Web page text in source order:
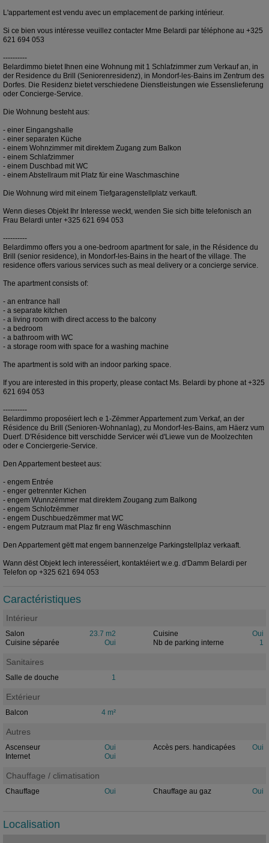
L'appartement est vendu avec un emplacement de parking intérieur.
Si ce bien vous intéresse veuillez contacter Mme Belardi par téléphone au +325
621 694 053
----------
Belardimmo bietet Ihnen eine Wohnung mit 1 Schlafzimmer zum Verkauf an, in
der Residence du Brill (Seniorenresidenz), in Mondorf-les-Bains im Zentrum des
Dorfes. Die Residenz bietet verschiedene Dienstleistungen wie Essenslieferung
oder Concierge-Service.
Die Wohnung besteht aus:
- einer Eingangshalle
- einer separaten Küche
- einem Wohnzimmer mit direktem Zugang zum Balkon
- einem Schlafzimmer
- einem Duschbad mit WC
- einem Abstellraum mit Platz für eine Waschmaschine
Die Wohnung wird mit einem Tiefgaragenstellplatz verkauft.
Wenn dieses Objekt Ihr Interesse weckt, wenden Sie sich bitte telefonisch an
Frau Belardi unter +325 621 694 053
----------
Belardimmo offers you a one-bedroom apartment for sale, in the Résidence du
Brill (senior residence), in Mondorf-les-Bains in the heart of the village. The
residence offers various services such as meal delivery or a concierge service.
The apartment consists of:
- an entrance hall
- a separate kitchen
- a living room with direct access to the balcony
- a bedroom
- a bathroom with WC
- a storage room with space for a washing machine
The apartment is sold with an indoor parking space.
If you are interested in this property, please contact Ms. Belardi by phone at +325
621 694 053
----------
Belardimmo proposéiert Iech e 1-Zëmmer Appartement zum Verkaf, an der
Résidence du Brill (Senioren-Wohnanlag), zu Mondorf-les-Bains, am Häerz vum
Duerf. D'Résidence bitt verschidde Servicer wéi d'Liewe vun de Moolzechten
oder e Conciergerie-Service.
Den Appartement besteet aus:
- engem Entrée
- enger getrennter Kichen
- engem Wunnzëmmer mat direktem Zougang zum Balkong
- engem Schlofzëmmer
- engem Duschbuedzëmmer mat WC
- engem Putzraum mat Plaz fir eng Wäschmaschinn
Den Appartement gëtt mat engem bannenzelge Parkingstellplaz verkaaft.
Wann dëst Objekt Iech interesséiert, kontaktéiert w.e.g. d'Damm Belardi per
Telefon op +325 621 694 053
Caractéristiques
Intérieur
Salon 23.7 m2 Cuisine
Oui
Cuisine séparée
Oui Nb de parking interne 1
Sanitaires
Salle de douche 1
Extérieur
Balcon 4 m²
Autres
Ascenseur Oui Accès pers. handicapées
Oui
Internet
Oui
Chauffage / climatisation
Chauffage Oui Chauffage au gaz Oui
Localisation